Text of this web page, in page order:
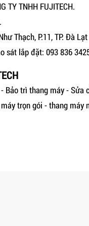
TY TNHH FUJITECH.
Thạch, P.11, TP. Đà Lạt
sát lắp đặt: 093 836
Bảo trì thang máy - Sửa
trọn gói - thang máy